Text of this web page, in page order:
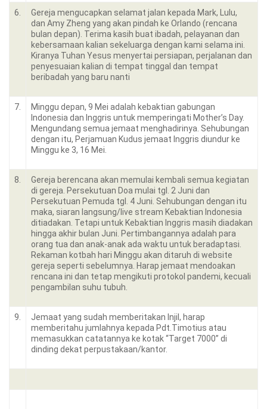
6.
Gereja mengucapkan selamat jalan kepada Mark, Lulu,
dan Amy Zheng yang akan pindah ke Orlando (rencana
bulan depan). Terima kasih buat ibadah, pelayanan dan
kebersamaan kalian sekeluarga dengan kami selama ini.
Kiranya Tuhan Yesus menyertai persiapan, perjalanan dan
penyesuaian kalian di tempat tinggal dan tempat
beribadah yang baru nanti
7.
Minggu depan, 9 Mei adalah kebaktian gabungan
Indonesia dan Inggris untuk memperingati Mother’s Day.
Mengundang semua jemaat menghadirinya. Sehubungan
dengan itu, Perjamuan Kudus jemaat Inggris diundur ke
Minggu ke 3, 16 Mei.
8.
Gereja berencana akan memulai kembali semua kegiatan
di gereja. Persekutuan Doa mulai tgl. 2 Juni dan
Persekutuan Pemuda tgl. 4 Juni. Sehubungan dengan itu
maka, siaran langsung/live stream Kebaktian Indonesia
ditiadakan. Tetapi untuk Kebaktian Inggris masih diadakan
hingga akhir bulan Juni. Pertimbangannya adalah para
orang tua dan anak-anak ada waktu untuk beradaptasi.
Rekaman kotbah hari Minggu akan ditaruh di website
gereja seperti sebelumnya. Harap jemaat mendoakan
rencana ini dan tetap mengikuti protokol pandemi, kecuali
pengambilan suhu tubuh.
9.
Jemaat yang sudah memberitakan Injil, harap
memberitahu jumlahnya kepada Pdt.Timotius atau
memasukkan catatannya ke kotak “Target 7000” di
dinding dekat perpustakaan/kantor.